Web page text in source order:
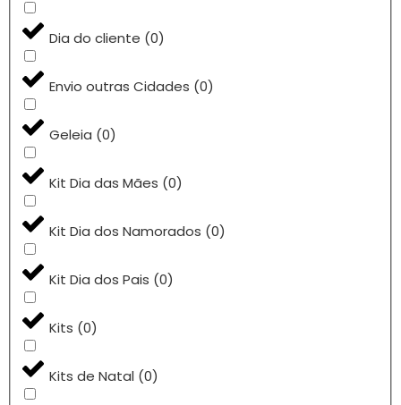
Dia do cliente (0)
Envio outras Cidades (0)
Geleia (0)
Kit Dia das Mães (0)
Kit Dia dos Namorados (0)
Kit Dia dos Pais (0)
Kits (0)
Kits de Natal (0)